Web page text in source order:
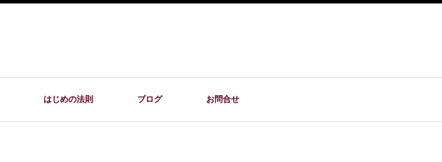
はじめの法則 ブログ お問合せ